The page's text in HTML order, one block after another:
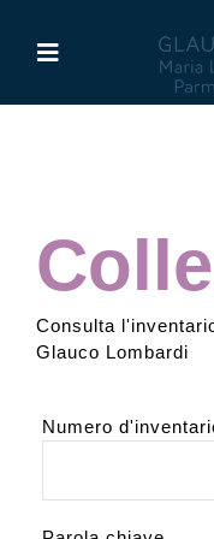
contenuto
Toggle
Glauco Lombardi
Attività
Pubblicazioni
Consulta
Glauco Lombardi
Numero